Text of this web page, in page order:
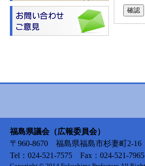
福島県議会（広報委員会）
〒960-8670 福島県福島市杉妻町2-16
Tel：024-521-7575 Fax：024-521-